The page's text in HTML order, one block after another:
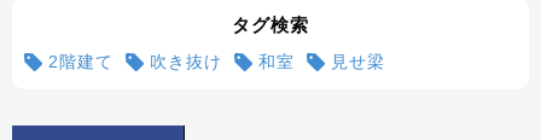
タグ検索
2階建て 吹き抜け 和室 見せ梁